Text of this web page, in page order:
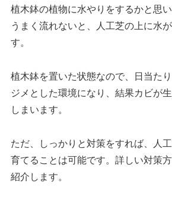
植木鉢の植物に水やりをするかと思
うまく流れないと、人工芝の上に水
す。
植木鉢を置いた状態なので、日当た
ジメとした環境になり、結果カビが
しまいます。
ただ、しっかりと対策をすれば、人
育てることは可能です。詳しい対策
紹介します。